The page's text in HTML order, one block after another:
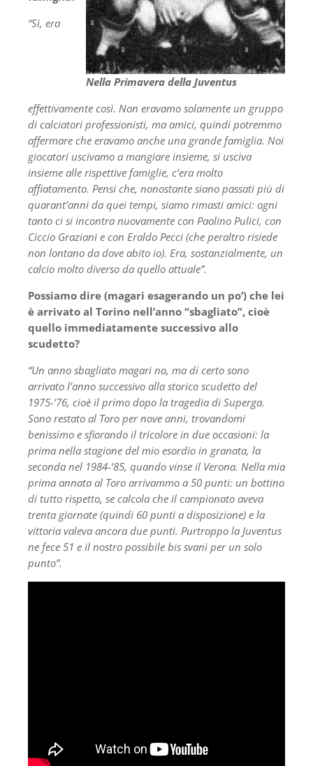
Nella Primavera della Juventus
“Sì, era
effettivamente così. Non eravamo solamente un gruppo
di calciatori professionisti, ma amici, quindi potremmo
affermare che eravamo anche una grande famiglia. Noi
giocatori uscivamo a mangiare insieme, si usciva
insieme alle rispettive famiglie, c’era molto
affiatamento. Pensi che, nonostante siano passati più di
quarant’anni da quei tempi, siamo rimasti amici: ogni
tanto ci si incontra nuovamente con Paolino Pulici, con
Ciccio Graziani e con Eraldo Pecci (che peraltro risiede
non lontano da dove abito io). Era, sostanzialmente, un
calcio molto diverso da quello attuale”.
Possiamo dire (magari esagerando un po’) che lei
è arrivato al Torino nell’anno “sbagliato”, cioè
quello immediatamente successivo allo
scudetto?
“Un anno sbagliato magari no, ma di certo sono
arrivato l’anno successivo alla storico scudetto del
1975-’76, cioè il primo dopo la tragedia di Superga.
Sono restato al Toro per nove anni, trovandomi
benissimo e sfiorando il tricolore in due occasioni: la
prima nella stagione del mio esordio in granata, la
seconda nel 1984-’85, quando vinse il Verona. Nella mia
prima annata al Toro arrivammo a 50 punti: un bottino
di tutto rispetto, se calcola che il campionato aveva
trenta giornate (quindi 60 punti a disposizione) e la
vittoria valeva ancora due punti. Purtroppo la Juventus
ne fece 51 e il nostro possibile bis svanì per un solo
punto”.